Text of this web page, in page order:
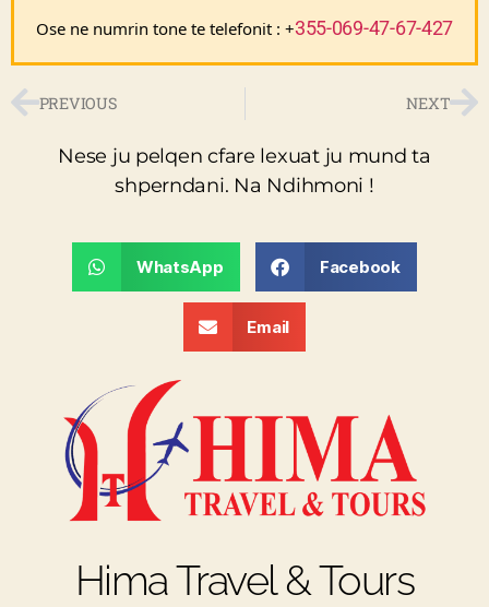
Ose ne numrin tone te telefonit : +355-069-47-67-427
PREVIOUS NEXT
Nese ju pelqen cfare lexuat ju mund ta
shperndani. Na Ndihmoni !
WhatsApp Facebook
Email
Hima Travel & Tours